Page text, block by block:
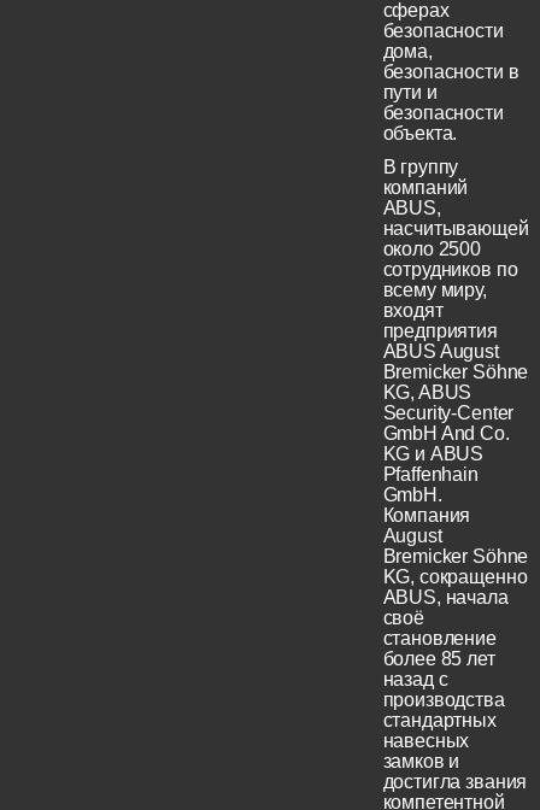
сферах
безопасности
дома,
безопасности в
пути и
безопасности
объекта.
В группу
компаний
ABUS,
насчитывающей
около 2500
сотрудников по
всему миру,
входят
предприятия
ABUS August
Bremicker Söhne
KG, ABUS
Security-Center
GmbH And Co.
KG и ABUS
Pfaffenhain
GmbH.
Компания
August
Bremicker Söhne
KG, сокращенно
ABUS, начала
своё
становление
более 85 лет
назад с
производства
стандартных
навесных
замков и
достигла звания
компетентной